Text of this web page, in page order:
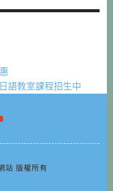
語教室課程招生中
站 版權所有